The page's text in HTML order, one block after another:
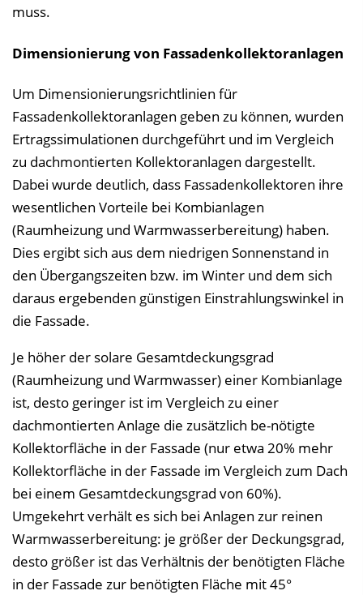
muss.
Dimensionierung von Fassadenkollektoranlagen
Um Dimensionierungsrichtlinien für
Fassadenkollektoranlagen geben zu können, wurden
Ertragssimulationen durchgeführt und im Vergleich
zu dachmontierten Kollektoranlagen dargestellt.
Dabei wurde deutlich, dass Fassadenkollektoren ihre
wesentlichen Vorteile bei Kombianlagen
(Raumheizung und Warmwasserbereitung) haben.
Dies ergibt sich aus dem niedrigen Sonnenstand in
den Übergangszeiten bzw. im Winter und dem sich
daraus ergebenden günstigen Einstrahlungswinkel in
die Fassade.
Je höher der solare Gesamtdeckungsgrad
(Raumheizung und Warmwasser) einer Kombianlage
ist, desto geringer ist im Vergleich zu einer
dachmontierten Anlage die zusätzlich be-nötigte
Kollektorfläche in der Fassade (nur etwa 20% mehr
Kollektorfläche in der Fassade im Vergleich zum Dach
bei einem Gesamtdeckungsgrad von 60%).
Umgekehrt verhält es sich bei Anlagen zur reinen
Warmwasserbereitung: je größer der Deckungsgrad,
desto größer ist das Verhältnis der benötigten Fläche
in der Fassade zur benötigten Fläche mit 45°